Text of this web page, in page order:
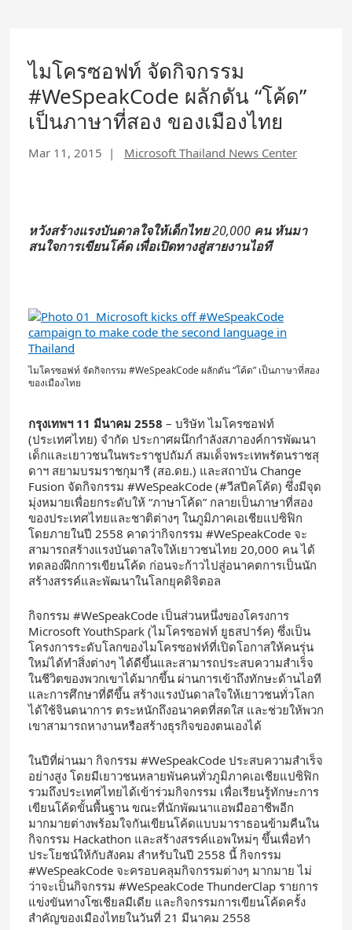
ไมโครซอฟท์ จัดกิจกรรม
#WeSpeakCode ผลักดัน “โค้ด”
เป็นภาษาที่สอง ของเมืองไทย
Mar 11, 2015 | Microsoft Thailand News Center
หวังสร้างแรงบันดาลใจให้เด็กไทย20,000 คน หันมา
สนใจการเขียนโค้ด เพื่อเปิดทางสู่สายงานไอที
ไมโครซอฟท์ จัดกิจกรรม #WeSpeakCode ผลักดัน “โค้ด” เป็นภาษาที่สอง
ของเมืองไทย
กรุงเทพฯ 11 มีนาคม 2558 – บริษัท ไมโครซอฟท์
(ประเทศไทย) จำกัด ประกาศผนึกกำลังสภาองค์การพัฒนา
เด็กและเยาวชนในพระราชูปถัมภ์ สมเด็จพระเทพรัตนราชสุ
ดาฯ สยามบรมราชกุมารี (สอ.ดย.) และสถาบัน Change
Fusion จัดกิจกรรม #WeSpeakCode (#วีสปีคโค้ด) ซึ่งมีจุด
มุ่งหมายเพื่อยกระดับให้ “ภาษาโค้ด” กลายเป็นภาษาที่สอง
ของประเทศไทยและชาติต่างๆ ในภูมิภาคเอเชียแปซิฟิก
โดยภายในปี 2558 คาดว่ากิจกรรม #WeSpeakCode จะ
สามารถสร้างแรงบันดาลใจให้เยาวชนไทย 20,000 คน ได้
ทดลองฝึกการเขียนโค้ด ก่อนจะก้าวไปสู่อนาคตการเป็นนัก
สร้างสรรค์และพัฒนาในโลกยุคดิจิตอล
กิจกรรม #WeSpeakCode เป็นส่วนหนึ่งของโครงการ
Microsoft YouthSpark (ไมโครซอฟท์ ยูธสปาร์ค) ซึ่งเป็น
โครงการระดับโลกของไมโครซอฟท์ที่เปิดโอกาสให้คนรุ่น
ใหม่ได้ทำสิ่งต่างๆ ได้ดีขึ้นและสามารถประสบความสำเร็จ
ในชีวิตของพวกเขาได้มากขึ้น ผ่านการเข้าถึงทักษะด้านไอที
และการศึกษาที่ดีขึ้น สร้างแรงบันดาลใจให้เยาวชนทั่วโลก
ได้ใช้จินตนาการ ตระหนักถึงอนาคตที่สดใส และช่วยให้พวก
เขาสามารถหางานหรือสร้างธุรกิจของตนเองได้
ในปีที่ผ่านมา กิจกรรม #WeSpeakCode ประสบความสำเร็จ
อย่างสูง โดยมีเยาวชนหลายพันคนทั่วภูมิภาคเอเชียแปซิฟิก
รวมถึงประเทศไทยได้เข้าร่วมกิจกรรม เพื่อเรียนรู้ทักษะการ
เขียนโค้ดขั้นพื้นฐาน ขณะที่นักพัฒนาแอพมืออาชีพอีก
มากมายต่างพร้อมใจกันเขียนโค้ดแบบมาราธอนข้ามคืนใน
กิจกรรม Hackathon และสร้างสรรค์แอพใหม่ๆ ขึ้นเพื่อทำ
ประโยชน์ให้กับสังคม สำหรับในปี 2558 นี้ กิจกรรม
#WeSpeakCode จะครอบคลุมกิจกรรมต่างๆ มากมาย ไม่
ว่าจะเป็นกิจกรรม #WeSpeakCode ThunderClap รายการ
แข่งขันทางโซเชียลมีเดีย และกิจกรรมการเขียนโค้ดครั้ง
สำคัญของเมืองไทยในวันที่ 21 มีนาคม 2558